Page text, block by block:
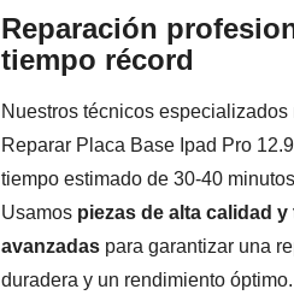
Reparación
tiempo récord
Nuestros técnicos especializados
Reparar Placa Base Ipad Pro
tiempo estimado de 30-40
Usamos piezas de alta calidad
avanzadaspara garantizar una
duradera y un rendimiento